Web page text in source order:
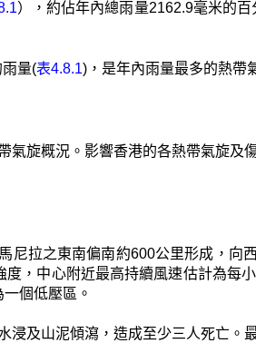
），約佔年內總雨量2162.9毫米的
量(表4.8.1)，是年內雨量最多的熱帶
氣旋概況。影響香港的各熱帶氣旋及
尼拉之東南偏南約600公里形成，向
，中心附近最高持續風速估計為每
個低壓區。
浸及山泥傾瀉，造成至少三人死亡。